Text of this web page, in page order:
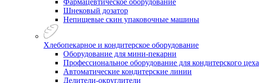
Фармацевтическое оборудование
Шнековый дозатор
Непищевые скин упаковочные машины
Хлебопекарное и кондитерское оборудование
Оборудование для мини-пекарни
Профессиональное оборудование для кондитерского цеха
Автоматические кондитерские линии
Делители-округлители